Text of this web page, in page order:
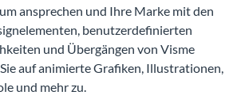
ansprechen und Ihre Marke mit den
benutzerdefinierten
und Übergängen von Visme
auf animierte Grafiken, Illustrationen,
und mehr zu.